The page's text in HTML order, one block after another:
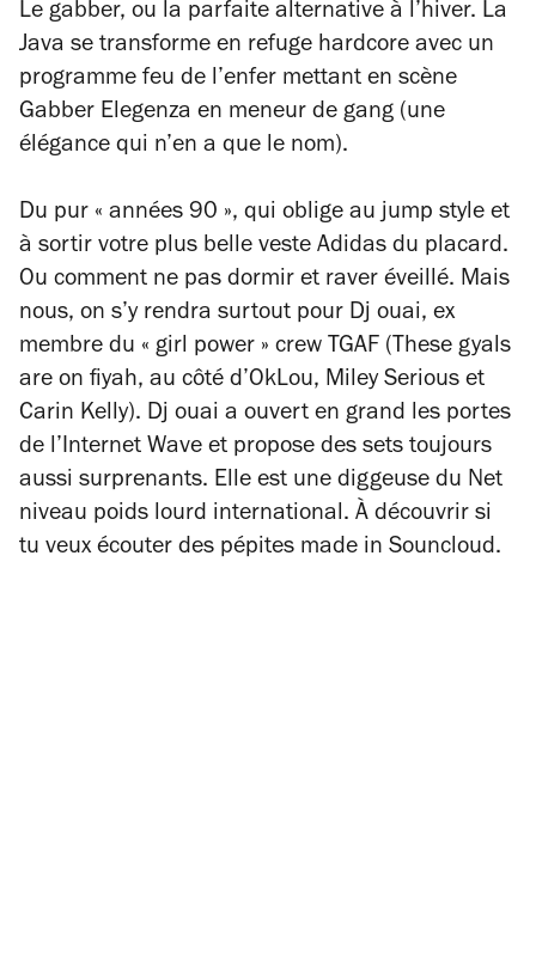
Le gabber, ou la parfaite alternative à l’hiver. La
Java se transforme en refuge hardcore avec un
programme feu de l’enfer mettant en scène
Gabber Elegenza en meneur de gang (une
élégance qui n’en a que le nom).
Du pur « années 90 », qui oblige aujump style et
à sortir votre plus belle veste Adidas du placard.
Ou comment ne pas dormir et raver éveillé. Mais
nous, on s’y rendra surtout pour Dj ouai, ex
membre du « girl power » crew TGAF ( These gyals
are on fiyah, au côté d’OkLou, Miley Serious et
Carin Kelly). Dj ouai a ouvert en grand les portes
de l’ Internet Wave et propose des sets toujours
aussi surprenants. Elle est une diggeuse du Net
niveau poids lourd international. À découvrir si
tu veux écouter des pépites made in Souncloud.